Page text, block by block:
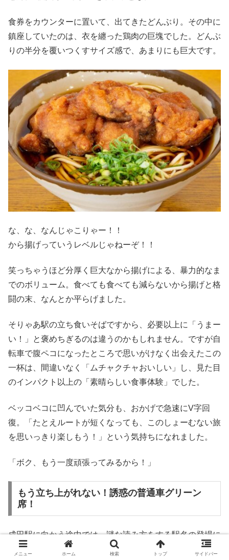
食券をカウンターに置いて、出てきたどんぶり。その中に
鎮座していたのは、衣を纏った鶏肉の巨塊でした。どんぶ
りの半分を覆いつくすサイズ感で、あまりにも巨大です。
な、な、なんじゃこりゃー！！
から揚げっていうレベルじゃねーぞ！！
笑っちゃうほど分厚く巨大なから揚げによる、暴力的なま
でのボリューム。食べても食べても減らないから揚げと格
闘の末、なんとか平らげました。
そりゃあ駅の立ち食いそばですから、必要以上に「うまー
い！」と褒めちぎるのは違うのかもしれません。ですが自
転車で腹ペコになったところで思いがけなく出会えたこの
一杯は、間違いなく「ムチャクチャおいしい」し、見た目
のインパクト以上の「素晴らしい食事体験」でした。
ベッコベコに凹んでいた気分も、おかげで急速にV字回
復。「たとえルートが短くなっても、このしょーむない旅
を思いっきり楽しもう！」という気持ちになれました。
「ボク、もう一度頑張ってみるから！」
もう立ち上がれない！誘惑の普通車グリーン
席！
成田駅に向かう途中では、謎な読み方をする駅名の登場に
困惑しまくり。こんな発見も、旅のいいエッセンスです
メニュー ホーム 検索 トップ サイドバー